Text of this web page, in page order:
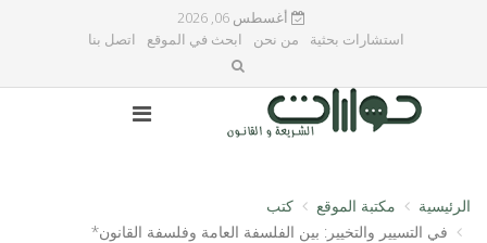
أغسطس 06, 2026
استشارات بحثية
من نحن ابحث في الموقع اتصل بنا
الرئيسية مكتبة الموقع
كتب
في التسيير والتخيير: بين الفلسفة العامة وفلسفة القانون*